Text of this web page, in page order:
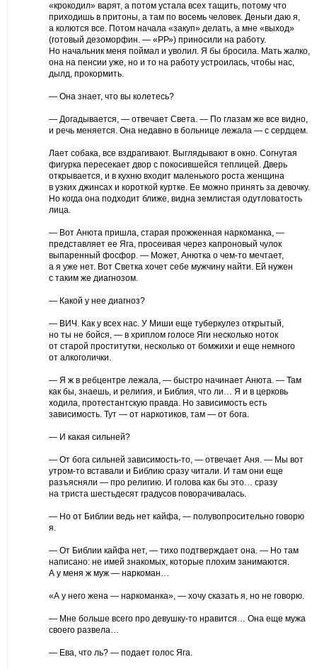
«крокодил» варят, а потом устала всех тащить, потому что
приходишь в притоны, а там по восемь человек. Деньги даю я,
а колются все. Потом начала «закуп» делать, а мне «выход»
(готовый дезоморфин. — «РР») приносили на работу.
Но начальник меня поймал и уволил. Я бы бросила. Мать жалко,
она на пенсии уже, но и то на работу устроилась, чтобы нас,
дылд, прокормить.
— Она знает, что вы колетесь?
— Догадывается, — отвечает Света. — По глазам же все видно,
и речь меняется. Она недавно в больнице лежала — с сердцем.
Лает собака, все вздрагивают. Выглядывают в окно. Согнутая
фигурка пересекает двор с покосившейся теплицей. Дверь
открывается, и в кухню входит маленького роста женщина
в узких джинсах и короткой куртке. Ее можно принять за девочку.
Но когда она подходит ближе, видна землистая одутловатость
лица.
— Вот Анюта пришла, старая прожженная наркоманка, —
представляет ее Яга, просеивая через капроновый чулок
выпаренный фосфор. — Может, Анютка о чем-то мечтает,
а я уже нет. Вот Светка хочет себе мужчину найти. Ей нужен
с таким же диагнозом.
— Какой у нее диагноз?
— ВИЧ. Как у всех нас. У Миши еще туберкулез открытый,
но ты не бойся, — в хриплом голосе Яги несколько ноток
от старой проститутки, несколько от бомжихи и еще немного
от алкоголички.
— Я ж в ребцентре лежала, — быстро начинает Анюта. — Там
как бы, знаешь, и религия, и Библия, что ли… Я и в церковь
ходила, протестантскую правда. Но зависимость есть
зависимость. Тут — от наркотиков, там — от бога.
— И какая сильней?
— От бога сильней зависимость-то, — отвечает Аня. — Мы вот
утром-то вставали и Библию сразу читали. И там они еще
разъясняли — про религию. И голова как бы это… сразу
на триста шестьдесят градусов поворачивалась.
— Но от Библии ведь нет кайфа, — полувопросительно говорю
я.
— От Библии кайфа нет, — тихо подтверждает она. — Но там
написано: не имей знакомых, которые плохим занимаются.
А у меня ж муж — наркоман…
«А у него жена — наркоманка», — хочу сказать я, но не говорю.
— Мне больше всего про девушку-то нравится… Она еще мужа
своего развела…
— Ева, что ль? — подает голос Яга.